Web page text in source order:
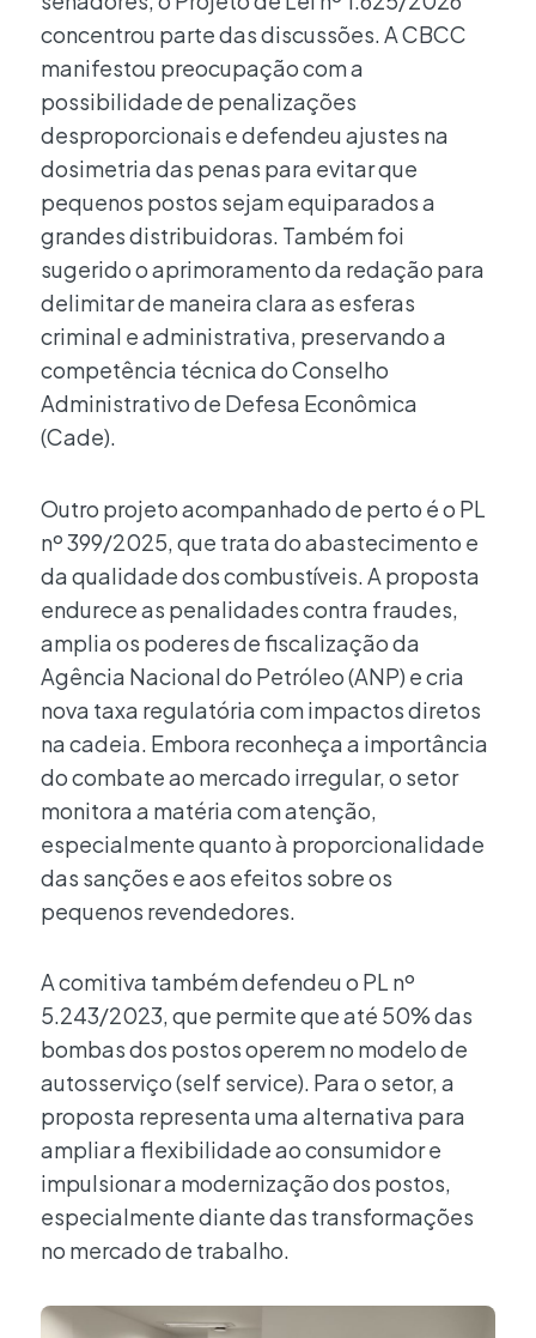
concentrou parte das discussões. A CBCC
manifestou preocupação com a
possibilidade de penalizações
desproporcionais e defendeu ajustes na
dosimetria das penas para evitar que
pequenos postos sejam equiparados a
grandes distribuidoras. Também foi
sugerido o aprimoramento da redação para
delimitar de maneira clara as esferas
criminal e administrativa, preservando a
competência técnica do Conselho
Administrativo de Defesa Econômica
(Cade).
Outro projeto acompanhado de perto é o PL
nº 399/2025, que trata do abastecimento e
da qualidade dos combustíveis. A proposta
endurece as penalidades contra fraudes,
amplia os poderes de fiscalização da
Agência Nacional do Petróleo (ANP) e cria
nova taxa regulatória com impactos diretos
na cadeia. Embora reconheça a importância
do combate ao mercado irregular, o setor
monitora a matéria com atenção,
especialmente quanto à proporcionalidade
das sanções e aos efeitos sobre os
pequenos revendedores.
A comitiva também defendeu o PL nº
5.243/2023, que permite que até 50% das
bombas dos postos operem no modelo de
autosserviço (self service). Para o setor, a
proposta representa uma alternativa para
ampliar a flexibilidade ao consumidor e
impulsionar a modernização dos postos,
especialmente diante das transformações
no mercado de trabalho.